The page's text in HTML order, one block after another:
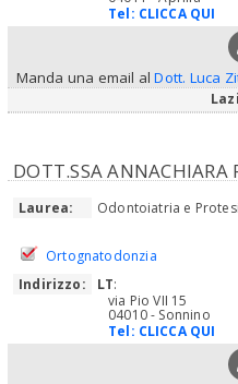
Tel: CLICCA QUI
Manda una email alDott. Luca
DOTT.SSA ANNACHIARA
Laurea: Odontoiatria e
Ortognatodonzia
Indirizzo:
LT:
via Pio VII 15
04010 - Sonnino
Tel: CLICCA QUI